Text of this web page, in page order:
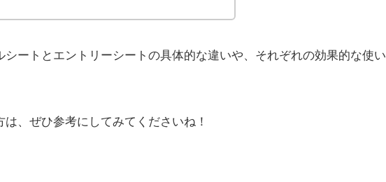
ートとエントリーシートの具体的な違いや、それぞれの効果的な使い
、ぜひ参考にしてみてくださいね！